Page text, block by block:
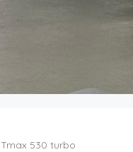
Tmax 530 turbo